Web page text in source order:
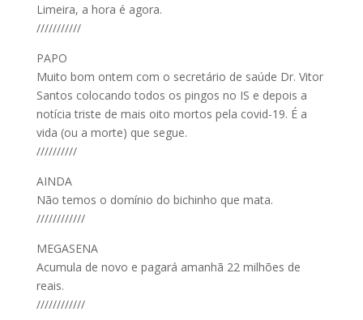
Limeira, a hora é agora.
///////////
PAPO
Muito bom ontem com o secretário de saúde Dr. Vitor
Santos colocando todos os pingos no IS e depois a
notícia triste de mais oito mortos pela covid-19. É a
vida (ou a morte) que segue.
//////////
AINDA
Não temos o domínio do bichinho que mata.
////////////
MEGASENA
Acumula de novo e pagará amanhã 22 milhões de
reais.
////////////